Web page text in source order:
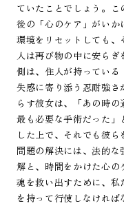
ていたことでしょう。
後の「心のケア」がいか
環境をリセットしても
人は再び物の中に安らぎ
側は、住人が持ってい
失感に寄り添う忍耐強
らす彼女は、「あの時の
最も必要な手術だった
した上で、それでも彼
問題の解決には、法的
解と、時間をかけた心の
魂を救い出すために、
を持って行使しなければ